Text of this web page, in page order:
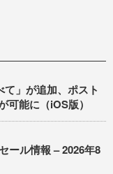
」が追加、ポスト
可能に（iOS版）
ール情報 – 2026年8